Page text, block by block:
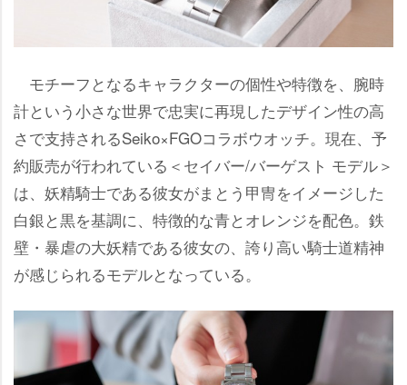
モチーフとなるキャラクターの個性や特徴を、腕時
計という小さな世界で忠実に再現したデザイン性の高
さで支持されるSeiko×FGOコラボウオッチ。現在、予
約販売が行われている＜セイバー/バーゲスト モデル＞
は、妖精騎士である彼女がまとう甲冑をイメージした
白銀と黒を基調に、特徴的な青とオレンジを配色。鉄
壁・暴虐の大妖精である彼女の、誇り高い騎士道精神
が感じられるモデルとなっている。